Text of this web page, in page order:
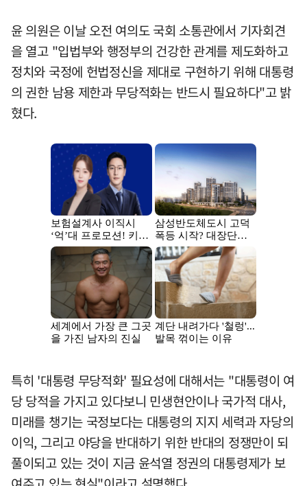
윤 의원은 이날 오전 여의도 국회 소통관에서 기자회견
을 열고 "입법부와 행정부의 건강한 관계를 제도화하고
정치와 국정에 헌법정신을 제대로 구현하기 위해 대통령
의 권한 남용 제한과 무당적화는 반드시 필요하다"고 밝
혔다.
특히 '대통령 무당적화' 필요성에 대해서는 "대통령이 여
당 당적을 가지고 있다보니 민생현안이나 국가적 대사,
미래를 챙기는 국정보다는 대통령의 지지 세력과 자당의
이익, 그리고 야당을 반대하기 위한 반대의 정쟁만이 되
풀이되고 있는 것이 지금 윤석열 정권의 대통령제가 보